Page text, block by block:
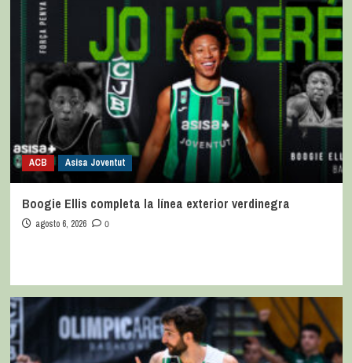
ACB Asisa Joventut
Boogie Ellis completa la línea exterior verdinegra
agosto 6, 2026 0